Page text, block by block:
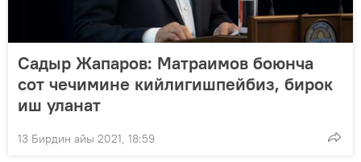
Садыр Жапаров: Матраимов боюнча
сот чечимине кийлигишпейбиз, бирок
иш уланат
13 Бирдин айы 2021, 18:59